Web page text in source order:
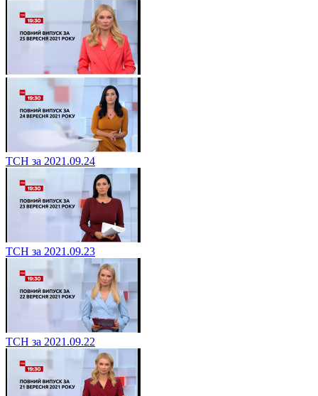
ТСН за 2021.09.24
ТСН за 2021.09.23
ТСН за 2021.09.22